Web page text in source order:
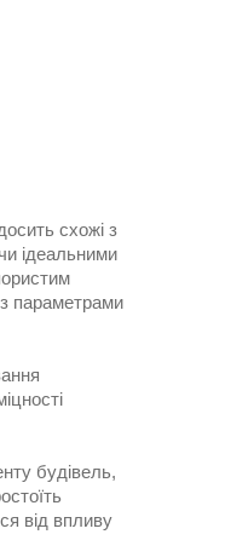
схожі з
ідеальними
параметрами
будівель,
від впливу